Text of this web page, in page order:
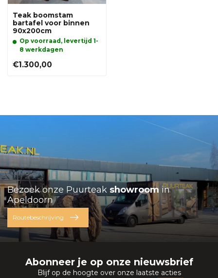
Teak boomstam
bartafel voor binnen
90x200cm
Op voorraad, levertijd 1-
8 werkdagen
€1.300,00
Bezoek onze Puurteak showroom in
Apeldoorn
Routebeschrijving
Abonneer je op onze nieuwsbrief
Blijf op de hoogte over onze laatste acties